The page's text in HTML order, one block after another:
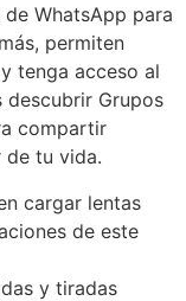
WhatsApp para
permiten
tenga acceso al
descubrir Grupos
compartir
de tu vida.
cargar lentas
de este
y tiradas